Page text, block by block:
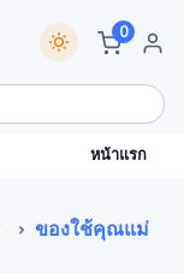
0
หน้าแรก
ของใช้คุณแม่